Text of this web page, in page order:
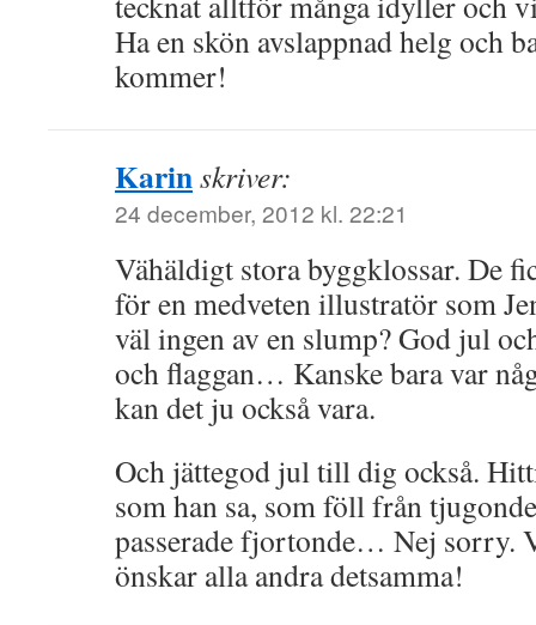
Ha en skön avslappnad helg och
kommer!
Karinskriver:
24 december, 2012 kl. 22:21
Vähäldigt stora byggklossar. De
för en medveten illustratör som
väl ingen av en slump? God jul
och flaggan… Kanske bara var
kan det ju också vara.
Och jättegod jul till dig också.
som han sa, som föll från
passerade fjortonde… Nej sorry.
önskar alla andra detsamma!